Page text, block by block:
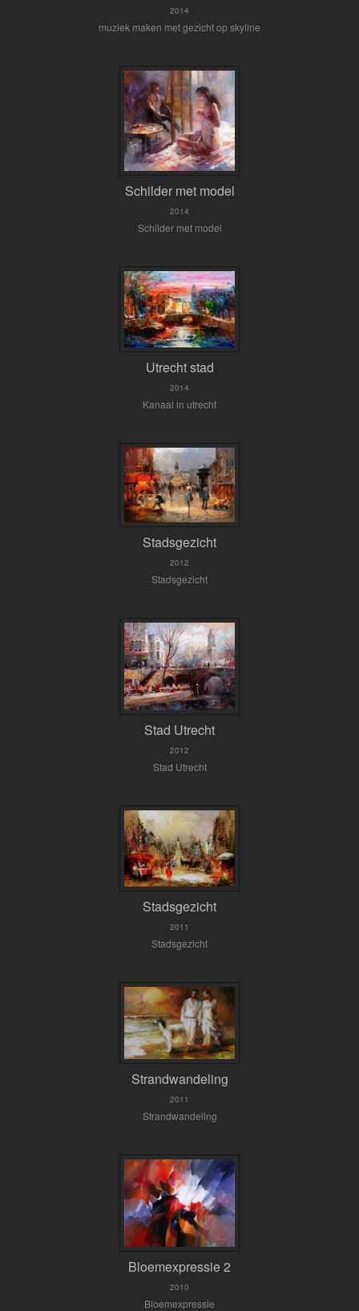
2014
muziek maken met gezicht op skyline
Schilder met model
2014
Schilder met model
Utrecht stad
2014
Kanaal in utrecht
Stadsgezicht
2012
Stadsgezicht
Stad Utrecht
2012
Stad Utrecht
Stadsgezicht
2011
Stadsgezicht
Strandwandeling
2011
Strandwandeling
Bloemexpressie 2
2010
Bloemexpressie